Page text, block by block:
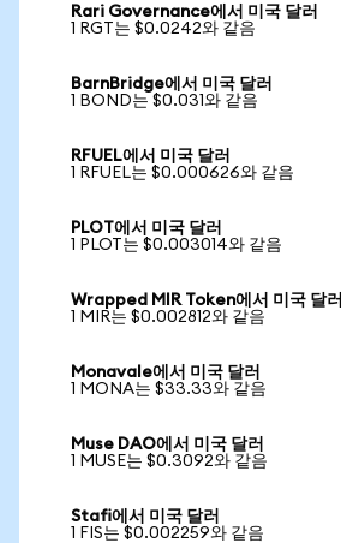
Rari Governance에서 미국 달러
1 RGT는 $0.0242와 같음
BarnBridge에서 미국 달러
1 BOND는 $0.031와 같음
RFUEL에서 미국 달러
1 RFUEL는 $0.000626와 같음
PLOT에서 미국 달러
1 PLOT는 $0.003014와 같음
Wrapped MIR Token에서 미국 달러
1 MIR는 $0.002812와 같음
Monavale에서 미국 달러
1 MONA는 $33.33와 같음
Muse DAO에서 미국 달러
1 MUSE는 $0.3092와 같음
Stafi에서 미국 달러
1 FIS는 $0.002259와 같음